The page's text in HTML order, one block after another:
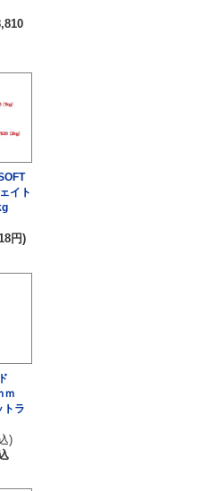
イト
円)
ｍ
トラ
)